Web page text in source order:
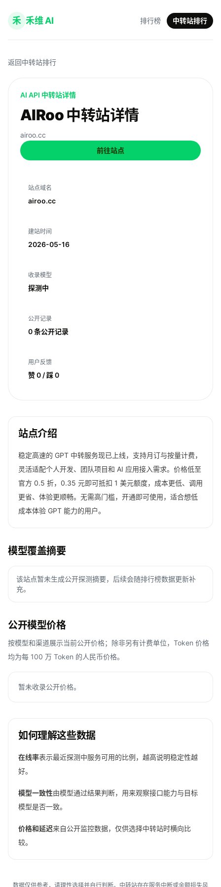
禾 禾维 AI 排行榜 中转站排行
返回中转站排行
AI API 中转站详情
AIRoo 中转站详情
airoo.cc
前往站点
站点域名
airoo.cc
建站时间
2026-05-16
收录模型
探测中
公开记录
0 条公开记录
用户反馈
赞 0 / 踩 0
站点介绍
稳定高速的 GPT 中转服务现已上线，支持月订与按量计费，
灵活适配个人开发、团队项目和 AI 应用接入需求。价格低至
官方 0.5 折，0.35 元即可抵扣 1 美元额度，成本更低、调用
更省、体验更顺畅。无需高门槛，开通即可使用，适合想低
成本体验 GPT 能力的用户。
模型覆盖摘要
该站点暂未生成公开探测摘要，后续会随排行榜数据更新补
充。
公开模型价格
按模型和渠道展示当前公开价格；除非另有计费单位，Token 价格
均为每 100 万 Token 的人民币价格。
暂未收录公开价格。
如何理解这些数据
在线率表示最近探测中服务可用的比例，越高说明稳定性越
好。
模型一致性由模型通过结果判断，用来观察接口能力与目标
模型是否一致。
价格和延迟来自公开监控数据，仅供选择中转站时横向比
较。
数据仅供参考，请理性选择并自行判断。中转站存在服务中断或余额损失风